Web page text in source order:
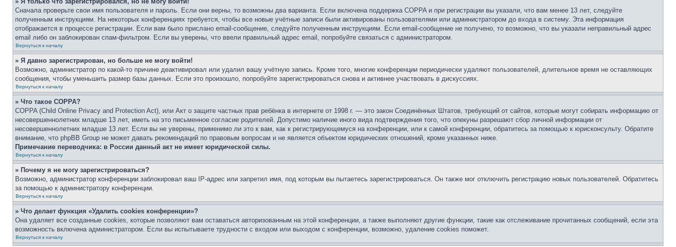
Сначала проверьте свои имя пользователя и пароль. Если они верны, то возможны два варианта. Если включена поддержка COPPA и при регистрации вы указали, что вам менее 13 лет, следуйте
полученным инструкциям. На некоторых конференциях требуется, чтобы все новые учётные записи были активированы пользователями или администратором до входа в систему. Эта информация
отображается в процессе регистрации. Если вам было прислано email-сообщение, следуйте полученным инструкциям. Если email-сообщение не получено, то возможно, что вы указали неправильный адрес
email либо он заблокирован спам-фильтром. Если вы уверены, что ввели правильный адрес email, попробуйте связаться с администратором.
Вернуться к началу
» Я давно зарегистрирован, но больше не могу войти!
Возможно, администратор по какой-то причине деактивировал или удалил вашу учётную запись. Кроме того, многие конференции периодически удаляют пользователей, длительное время не оставляющих
сообщения, чтобы уменьшить размер базы данных. Если это произошло, попробуйте зарегистрироваться снова и активнее участвовать в дискуссиях.
Вернуться к началу
» Что такое COPPA?
COPPA (Child Online Privacy and Protection Act), или Акт о защите частных прав ребёнка в интернете от 1998 г. — это закон Соединённых Штатов, требующий от сайтов, которые могут собирать информацию от
несовершеннолетних младше 13 лет, иметь на это письменное согласие родителей. Допустимо наличие иного вида подтверждения того, что опекуны разрешают сбор личной информации от
несовершеннолетних младше 13 лет. Если вы не уверены, применимо ли это к вам, как к регистрирующемуся на конференции, или к самой конференции, обратитесь за помощью к юрисконсульту. Обратите
внимание, что phpBB Group не может давать рекомендаций по правовым вопросам и не является объектом юридических отношений, кроме указанных ниже.
Примечание переводчика: в России данный акт не имеет юридической силы.
Вернуться к началу
» Почему я не могу зарегистрироваться?
Возможно, администратор конференции заблокировал ваш IP-адрес или запретил имя, под которым вы пытаетесь зарегистрироваться. Он также мог отключить регистрацию новых пользователей. Обратитесь
за помощью к администратору конференции.
Вернуться к началу
» Что делает функция «Удалить cookies конференции»?
Она удаляет все созданные cookies, которые позволяют вам оставаться авторизованным на этой конференции, а также выполняют другие функции, такие как отслеживание прочитанных сообщений, если эта
возможность включена администратором. Если вы испытываете трудности с входом или выходом с конференции, возможно, удаление cookies поможет.
Вернуться к началу